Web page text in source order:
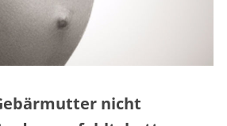
nicht